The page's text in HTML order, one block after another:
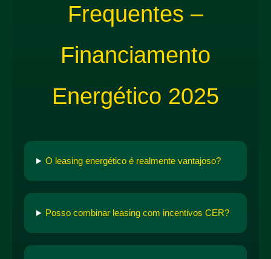
Frequentes –
Financiamento
Energético 2025
O leasing energético é realmente vantajoso?
Posso combinar leasing com incentivos CER?